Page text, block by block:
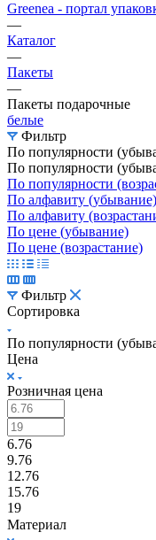
Greenea - портал
—
Каталог
—
Пакеты
—
Пакеты подарочные
белые
Фильтр
По популярности
По популярности
По популярности
По алфавиту (убывание)
По алфавиту
По цене (убывание)
По цене (возрастание)
Фильтр
Сортировка
По популярности
Цена
Розничная цена
6.76
9.76
12.76
15.76
19
Материал